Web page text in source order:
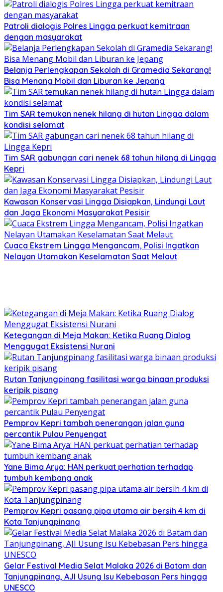
Patroli dialogis Polres Lingga perkuat kemitraan
dengan masyarakat
Belanja Perlengkapan Sekolah di Gramedia Sekarang!
Bisa Menang Mobil dan Liburan ke Jepang
Tim SAR temukan nenek hilang di hutan Lingga dalam
kondisi selamat
Tim SAR gabungan cari nenek 68 tahun hilang di Lingga
Kepri
Kawasan Konservasi Lingga Disiapkan, Lindungi Laut
dan Jaga Ekonomi Masyarakat Pesisir
Cuaca Ekstrem Lingga Mengancam, Polisi Ingatkan
Nelayan Utamakan Keselamatan Saat Melaut
Ketegangan di Meja Makan: Ketika Ruang Dialog
Menggugat Eksistensi Nurani
Rutan Tanjungpinang fasilitasi warga binaan produksi
keripik pisang
Pemprov Kepri tambah penerangan jalan guna
percantik Pulau Penyengat
Yane Bima Arya: HAN perkuat perhatian terhadap
tumbuh kembang anak
Pemprov Kepri pasang pipa utama air bersih 4 km di
Kota Tanjungpinang
Gelar Festival Media Selat Malaka 2026 di Batam dan
Tanjungpinang, AJI Usung Isu Kebebasan Pers hingga
UNESCO